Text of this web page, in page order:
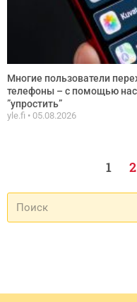
Многие пользователи
телефоны – с помощью
”упростить”
yle.fi 05.08.2026
1 2